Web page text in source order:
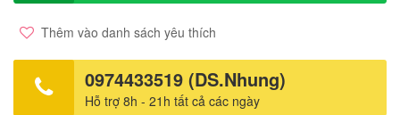
Thêm vào danh sách yêu thích
0974433519 (DS.Nhung)
Hỗ trợ 8h - 21h tất cả các ngày